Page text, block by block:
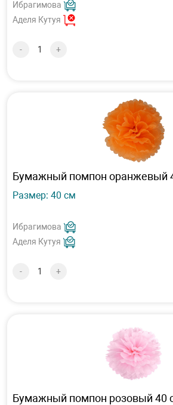
Ибрагимова
Аделя Кутуя
- +
Бумажный помпон оранжевый
Размер: 40 см
Ибрагимова
Аделя Кутуя
- +
Бумажный помпон розовый 40